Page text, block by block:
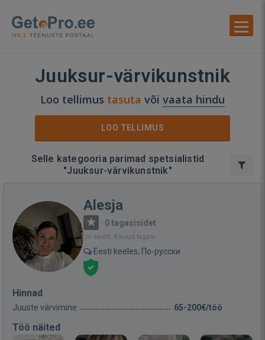
Juuksur-värvikunstnik
Loo tellimus tasuta või vaata hindu
LOO TELLIMUS
Selle kategooria parimad spetsialistid
"Juuksur-värvikunstnik"
Alesja
· 0 tagasisidet
Oli saidil: 8 kuud tagasi
Eesti keeles, По-русски
Hinnad
Juuste värvimine 65-200€/töö
Töö näited